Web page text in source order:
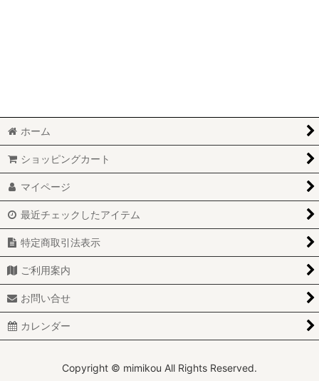
ホーム
ショッピングカート
マイページ
最近チェックしたアイテム
特定商取引法表示
ご利用案内
お問い合せ
カレンダー
Copyright © mimikou All Rights Reserved.